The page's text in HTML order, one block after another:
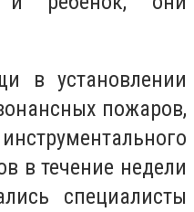
в установлении
пожаров,
в течение недели
специалисты